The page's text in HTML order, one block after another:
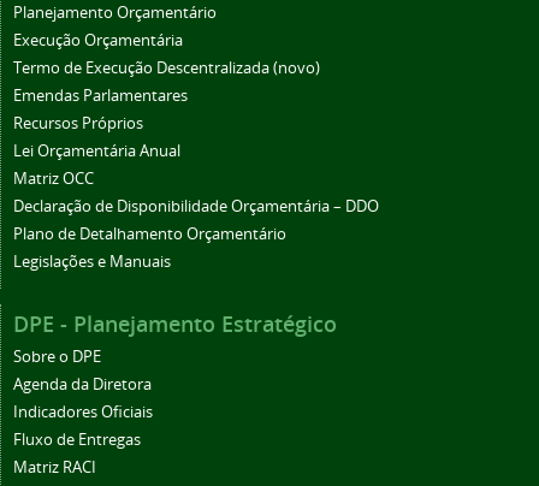
Planejamento Orçamentário
Execução Orçamentária
Termo de Execução Descentralizada (novo)
Emendas Parlamentares
Recursos Próprios
Lei Orçamentária Anual
Matriz OCC
Declaração de Disponibilidade Orçamentária – DDO
Plano de Detalhamento Orçamentário
Legislações e Manuais
DPE - Planejamento Estratégico
Sobre o DPE
Agenda da Diretora
Indicadores Oficiais
Fluxo de Entregas
Matriz RACI